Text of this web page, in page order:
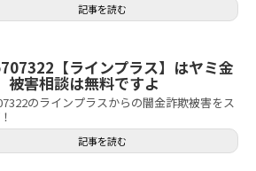
記事を読む
【ラインプラス】はヤミ金
被害相談は無料ですよ
のラインプラスからの闇金詐欺被害をス
記事を読む